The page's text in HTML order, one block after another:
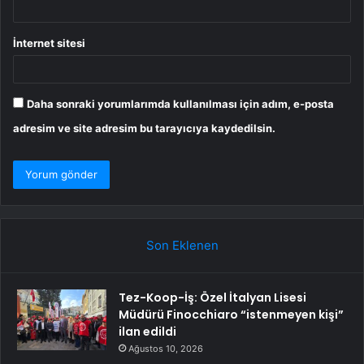
İnternet sitesi
Daha sonraki yorumlarımda kullanılması için adım, e-posta
adresim ve site adresim bu tarayıcıya kaydedilsin.
Son Eklenen
Tez-Koop-İş: Özel İtalyan Lisesi
Müdürü Finocchiaro “istenmeyen kişi”
ilan edildi
Ağustos 10, 2026